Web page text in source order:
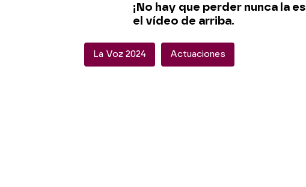
¡No hay que perder nunca la
el vídeo de arriba.
La Voz 2024 Actuaciones